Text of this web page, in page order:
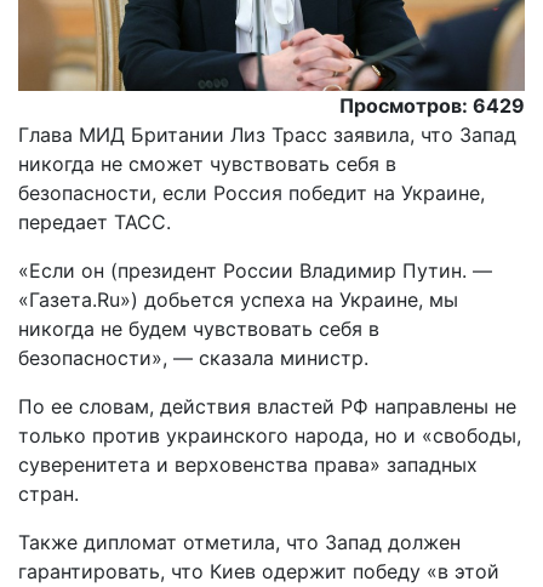
Просмотров: 6429
Глава МИД Британии Лиз Трасс заявила, что Запад
никогда не сможет чувствовать себя в
безопасности, если Россия победит на Украине,
передает ТАСС.
«Если он (президент России Владимир Путин. —
«Газета.Ru») добьется успеха на Украине, мы
никогда не будем чувствовать себя в
безопасности», — сказала министр.
По ее словам, действия властей РФ направлены не
только против украинского народа, но и «свободы,
суверенитета и верховенства права» западных
стран.
Также дипломат отметила, что Запад должен
гарантировать, что Киев одержит победу «в этой